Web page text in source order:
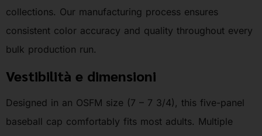
collections. Our manufacturing process ensures
consistent color accuracy and quality throughout every
bulk production run.
Vestibilità e dimensioni
Designed in an OSFM size (7 – 7 3/4), this five-panel
baseball cap comfortably fits most adults. Multiple